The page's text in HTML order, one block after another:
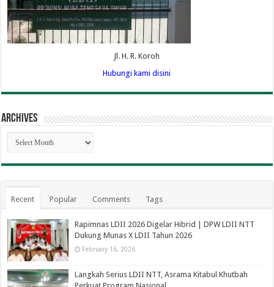
Jl. H. R. Koroh
Hubungi kami disini
Archives
Archives
Recent Popular Comments Tags
Rapimnas LDII 2026 Digelar Hibrid | DPW LDII NTT
Dukung Munas X LDII Tahun 2026
February 16, 2026
Langkah Serius LDII NTT, Asrama Kitabul Khutbah